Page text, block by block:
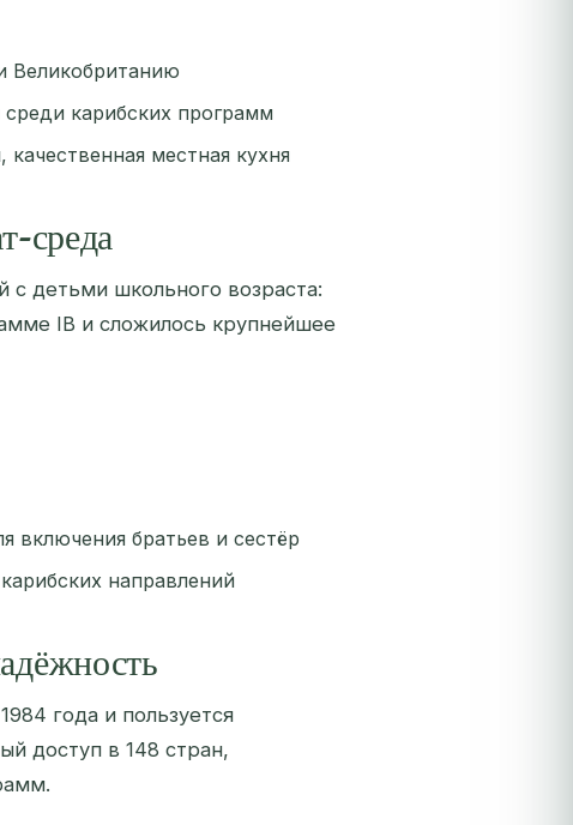
Великобританию
карибских программ
местная кухня
среда
детьми школьного возраста:
IB и сложилось крупнейшее
включения братьев и сестёр
направлений
года и пользуется
доступ в 148 стран,